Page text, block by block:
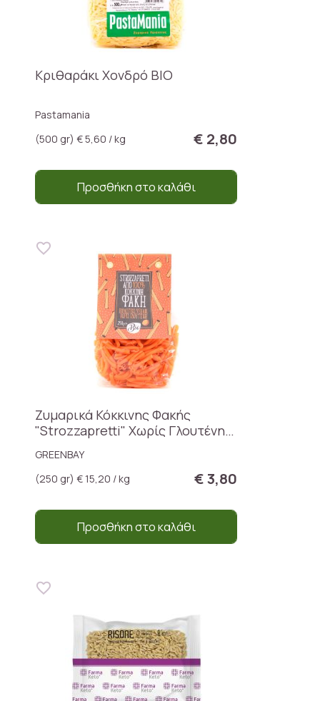
Κριθαράκι Χονδρό ΒΙΟ
Pastamania
(500 gr) € 5,60 / kg
€ 2,80
Προσθήκη στο καλάθι
Ζυμαρικά Κόκκινης Φακής
"Strozzapretti" Χωρίς Γλουτένη
GREENBAY
(250 gr) € 15,20 / kg
€ 3,80
Προσθήκη στο καλάθι